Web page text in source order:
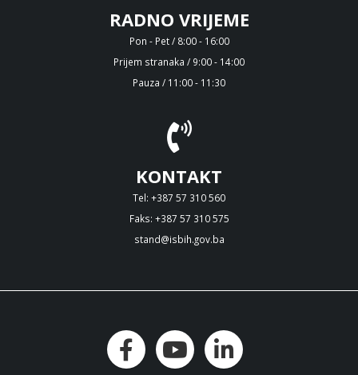
RADNO VRIJEME
Pon - Pet / 8:00 - 16:00
Prijem stranaka / 9:00 - 14:00
Pauza / 11:00 - 11:30
KONTAKT
Tel: +387 57 310 560
Faks: +387 57 310 575
stand@isbih.gov.ba